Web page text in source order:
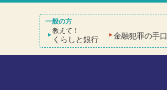
教えて！
くらしと銀行 金融犯罪の手口